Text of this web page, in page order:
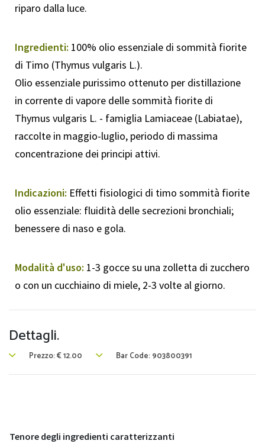
riparo dalla luce.
Ingredienti: 100% olio essenziale di sommità fiorite
di Timo (Thymus vulgaris L.).
Olio essenziale purissimo ottenuto per distillazione
in corrente di vapore delle sommità fiorite di
Thymus vulgaris L. - famiglia Lamiaceae (Labiatae),
raccolte in maggio-luglio, periodo di massima
concentrazione dei principi attivi.
Indicazioni: Effetti fisiologici di timo sommità fiorite
olio essenziale: fluidità delle secrezioni bronchiali;
benessere di naso e gola.
Modalità d'uso: 1-3 gocce su una zolletta di zucchero
o con un cucchiaino di miele, 2-3 volte al giorno.
Dettagli.
Prezzo:€12.00 Bar Code: 903800391
Tenore degli ingredienti caratterizzanti